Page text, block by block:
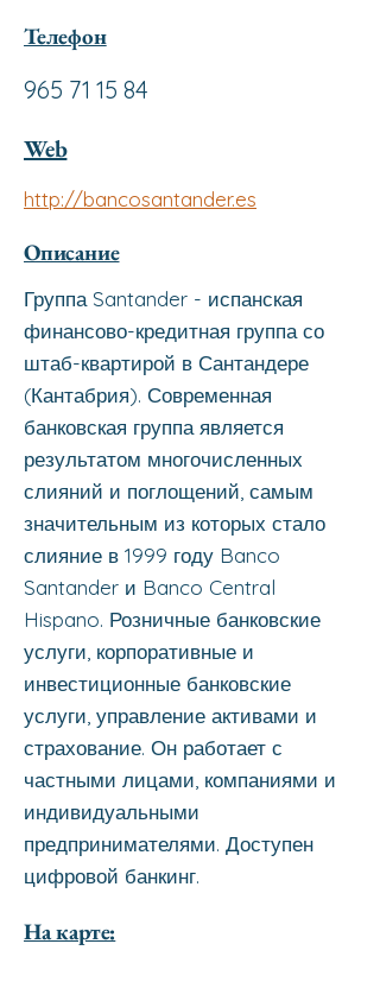
Телефон
965 71 15 84
Web
http://bancosantander.es
Описание
Группа Santander - испанская
финансово-кредитная группа со
штаб-квартирой в Сантандере
(Кантабрия). Современная
банковская группа является
результатом многочисленных
слияний и поглощений, самым
значительным из которых стало
слияние в 1999 году Banco
Santander и Banco Central
Hispano. Розничные банковские
услуги, корпоративные и
инвестиционные банковские
услуги, управление активами и
страхование. Он работает с
частными лицами, компаниями и
индивидуальными
предпринимателями. Доступен
цифровой банкинг.
На карте: